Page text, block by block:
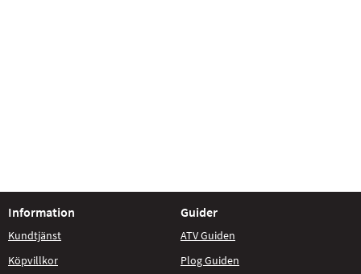
Information
Kundtjänst
Köpvillkor
Guider
ATV Guiden
Plog Guiden